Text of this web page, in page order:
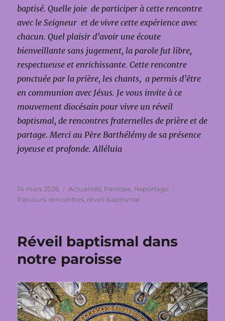
baptisé. Quelle joie de participer à cette rencontre
avec le Seigneur et de vivre cette expérience avec
chacun. Quel plaisir d’avoir une écoute
bienveillante sans jugement, la parole fut libre,
respectueuse et enrichissante. Cette rencontre
ponctuée par la prière, les chants, a permis d’être
en communion avec Jésus. Je vous invite à ce
mouvement diocésain pour vivre un réveil
baptismal, de rencontres fraternelles de prière et de
partage. Merci au Père Barthélémy de sa présence
joyeuse et profonde. Alléluia
Publié
le
14 mars 2026 Catégories
Actualités, Paroisse, Reportage
Parcours, rencontres, réveil baptismal
Réveil baptismal dans
notre paroisse